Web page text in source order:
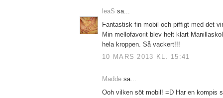
leaS sa...
Fantastisk fin mobil och piffigt med det
Min mellofavorit blev helt klart
hela kroppen. Så vackert!!!
10 MARS 2013 KL. 15:41
Madde sa...
Ooh vilken söt mobil! =D Har en kompis